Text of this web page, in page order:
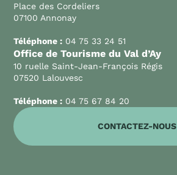
Place des Cordeliers
07100 Annonay
Téléphone : 04 75 33 24 51
Office de Tourisme du Val d’Ay
10 ruelle Saint-Jean-François Régis
07520 Lalouvesc
Téléphone : 04 75 67 84 20
CONTACTEZ-NOUS